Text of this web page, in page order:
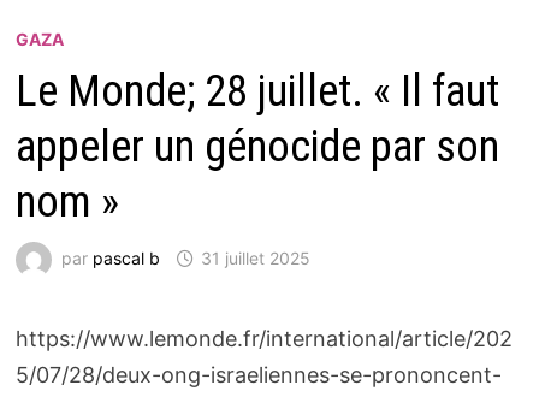
GAZA
Le Monde; 28 juillet. « Il faut
appeler un génocide par son
nom »
par pascal b 31 juillet 2025
https://www.lemonde.fr/international/article/202
5/07/28/deux-ong-israeliennes-se-prononcent-